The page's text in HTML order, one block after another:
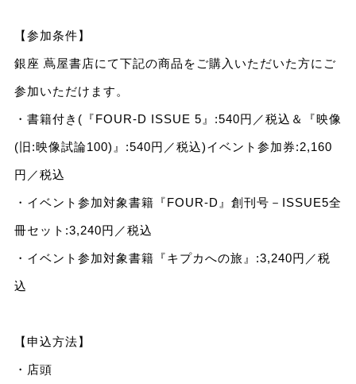
【参加条件】
銀座 蔦屋書店にて下記の商品をご購入いただいた方にご
参加いただけます。
・書籍付き(『FOUR-D ISSUE 5』:540円／税込＆『映像
(旧:映像試論100)』:540円／税込)イベント参加券:2,160
円／税込
・イベント参加対象書籍『FOUR-D』創刊号－ISSUE5全
冊セット:3,240円／税込
・イベント参加対象書籍『キプカへの旅』:3,240円／税
込
【申込方法】
・店頭